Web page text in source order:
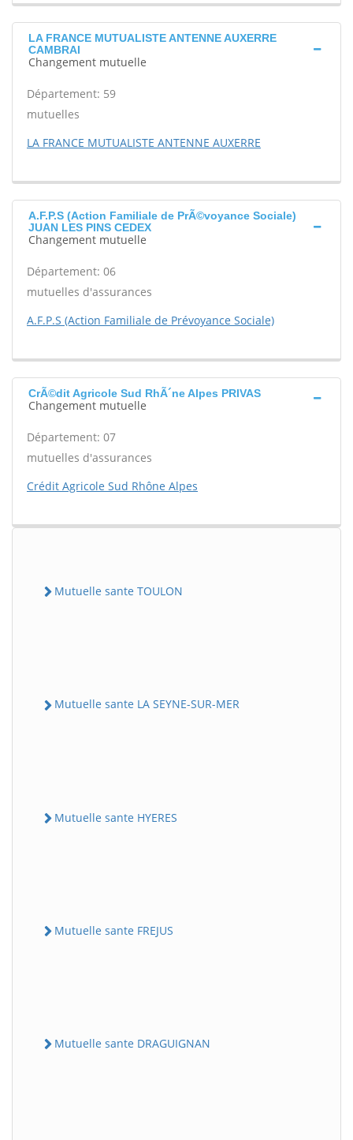
LA FRANCE MUTUALISTE ANTENNE AUXERRE
CAMBRAI
Changement mutuelle
Département: 59
mutuelles
LA FRANCE MUTUALISTE ANTENNE AUXERRE
A.F.P.S (Action Familiale de PrÃ©voyance Sociale)
JUAN LES PINS CEDEX
Changement mutuelle
Département: 06
mutuelles d'assurances
A.F.P.S (Action Familiale de Prévoyance Sociale)
CrÃ©dit Agricole Sud RhÃ´ne Alpes PRIVAS
Changement mutuelle
Département: 07
mutuelles d'assurances
Crédit Agricole Sud Rhône Alpes
Mutuelle sante TOULON
Mutuelle sante LA SEYNE-SUR-MER
Mutuelle sante HYERES
Mutuelle sante FREJUS
Mutuelle sante DRAGUIGNAN